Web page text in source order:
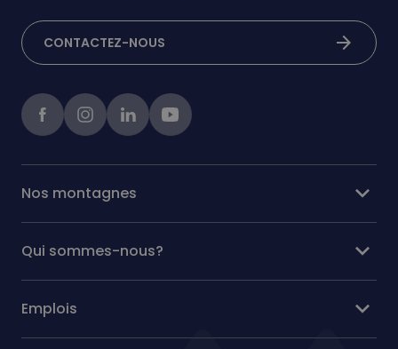
CONTACTEZ-NOUS arrow_forward
FacebookinstagramlinkedInYoutube
Nos montagnes expand_more
Qui sommes-nous? expand_more
Emplois expand_more